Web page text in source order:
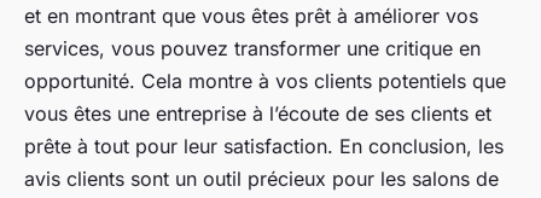
et en montrant que vous êtes prêt à améliorer vos
services, vous pouvez transformer une critique en
opportunité. Cela montre à vos clients potentiels que
vous êtes une entreprise à l’écoute de ses clients et
prête à tout pour leur satisfaction. En conclusion, les
avis clients sont un outil précieux pour les salons de